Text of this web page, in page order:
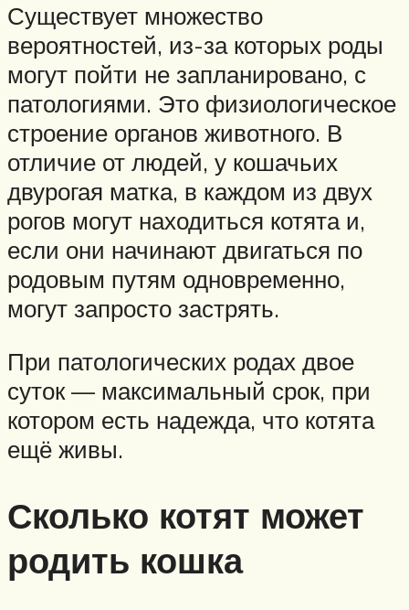
Существует множество
вероятностей, из-за которых роды
могут пойти не запланировано, с
патологиями. Это физиологическое
строение органов животного. В
отличие от людей, у кошачьих
двурогая матка, в каждом из двух
рогов могут находиться котята и,
если они начинают двигаться по
родовым путям одновременно,
могут запросто застрять.
При патологических родах двое
суток — максимальный срок, при
котором есть надежда, что котята
ещё живы.
Сколько котят может
родить кошка